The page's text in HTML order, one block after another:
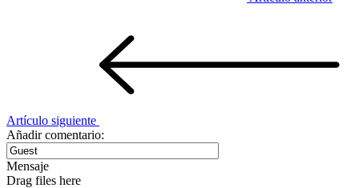
Artículo siguiente
Añadir comentario:
Mensaje
Drag files here